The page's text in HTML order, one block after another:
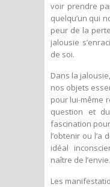
voir prendre
quelqu’un qui
peur de la
jalousie
de soi.
Dans la
nos objets
pour lui-même
question et
fascination
l’obtenir ou l’a
idéal
naître de l’envie.
Les